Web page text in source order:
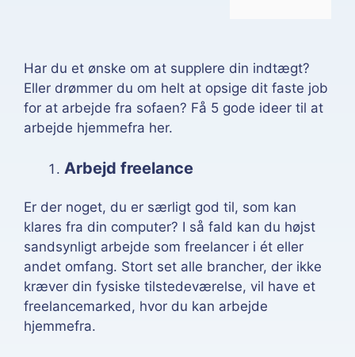
Har du et ønske om at supplere din indtægt?
Eller drømmer du om helt at opsige dit faste job
for at arbejde fra sofaen? Få 5 gode ideer til at
arbejde hjemmefra her.
Arbejd freelance
Er der noget, du er særligt god til, som kan
klares fra din computer? I så fald kan du højst
sandsynligt arbejde som freelancer i ét eller
andet omfang. Stort set alle brancher, der ikke
kræver din fysiske tilstedeværelse, vil have et
freelancemarked, hvor du kan arbejde
hjemmefra.